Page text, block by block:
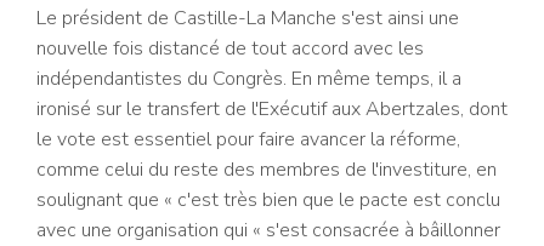
Le président de Castille-La Manche s'est ainsi une
nouvelle fois distancé de tout accord avec les
indépendantistes du Congrès. En même temps, il a
ironisé sur le transfert de l'Exécutif aux Abertzales, dont
le vote est essentiel pour faire avancer la réforme,
comme celui du reste des membres de l'investiture, en
soulignant que « c'est très bien que le pacte est conclu
avec une organisation qui « s'est consacrée à bâillonner